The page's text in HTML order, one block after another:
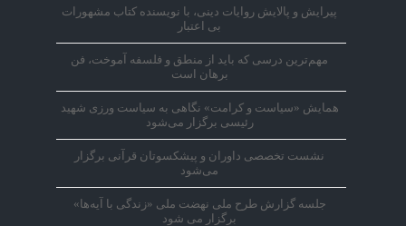
پیرایش و پالایش روایات دینی، با نویسنده کتاب مشهورات
بی اعتبار
مهم‌ترین درسی که باید از منطق و فلسفه آموخت، فن
برهان است
همایش «سیاست و کرامت» نگاهی به سیاست ورزی شهید
رئیسی برگزار می‌شود
نشست تخصصی داوران و پیشکسوتان قرآنی برگزار
می‌شود
جلسه گزارش طرح ملی نهضت ملی «زندگی با آیه‌ها»
برگزار می شود